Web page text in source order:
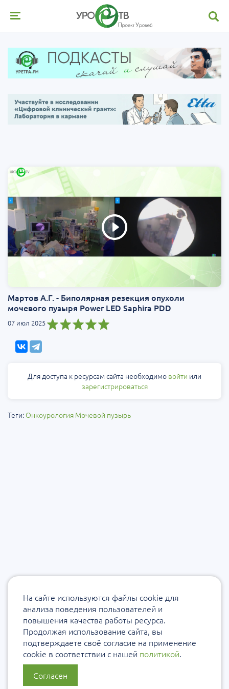
Мартов А.Г. - Биполярная резекция опухоли
мочевого пузыря Power LED Saphira PDD
07 июл 2025
Для доступа к ресурсам сайта необходимо войти или
зарегистрироваться
Теги: Онкоурология Мочевой пузырь
На сайте используются файлы cookie для
анализа поведения пользователей и
повышения качества работы ресурса.
Продолжая использование сайта, вы
подтверждаете своё согласие на применение
cookie в соответствии с нашей политикой.
Согласен